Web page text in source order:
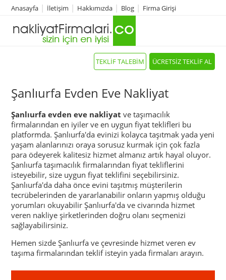
Anasayfa İletişim Hakkımızda Blog Firma Girişi
ÜCRETSİZ TEKLİF AL
TEKLİF TALEBİM
Şanlıurfa Evden Eve Nakliyat
Şanlıurfa evden eve nakliyat ve taşımacılık
firmalarından en iyiler ve en uygun fiyat teklifleri bu
platformda. Şanlıurfa'da evinizi kolayca taşıtmak yada yeni
yaşam alanlarınızı oraya sorusuz kurmak için çok fazla
para ödeyerek kalitesiz hizmet almanız artık hayal oluyor.
Şanlıurfa taşımacılık firmalarından fiyat tekliflerini
isteyebilir, size uygun fiyat teklifini seçebilirsiniz.
Şanlıurfa'da daha önce evini taşıtmış müşterilerin
tecrübelerinden de yararlanabilir onların yapmış olduğu
yorumları okuyabilir Şanlıurfa'da ve civarında hizmet
veren nakliye şirketlerinden doğru olanı seçmenizi
sağlayabilirsiniz.
Hemen sizde Şanlıurfa ve çevresinde hizmet veren ev
taşıma firmalarından teklif isteyin yada firmaları arayın.